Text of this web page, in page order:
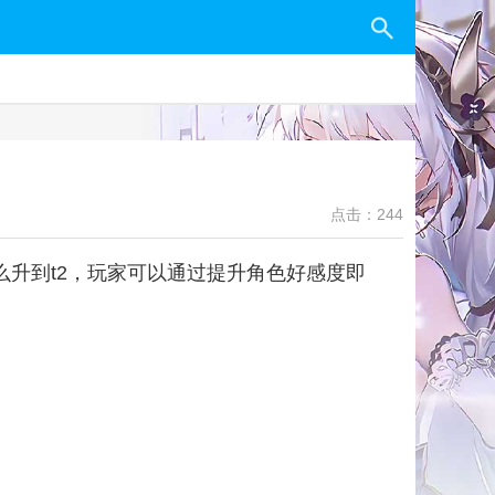
点击：244
到t2，玩家可以通过提升角色好感度即